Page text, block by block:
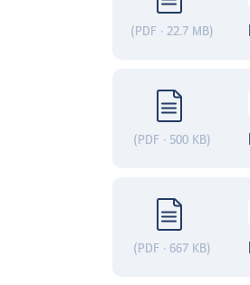
(PDF · 22.7 MB)
(PDF · 500 KB)
(PDF · 667 KB)